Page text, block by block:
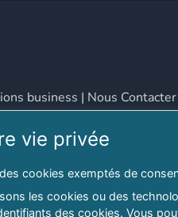
business | Nous Contacter
Email
vie privée
cookies exemptés de
les cookies ou des
des cookies. Vous